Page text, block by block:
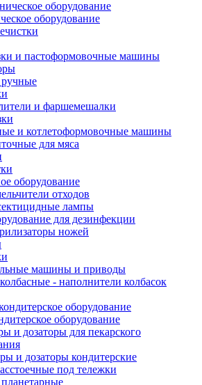
оборудование
и пастоформовочные машины
и фаршемешалки
и котлетоформовочные машины
для мяса
оборудование
отходов
лампы
для дезинфекции
ножей
машины и приводы
- наполнители колбасок
оборудование
и дозаторы для пекарского
и дозаторы кондитерские
под тележки